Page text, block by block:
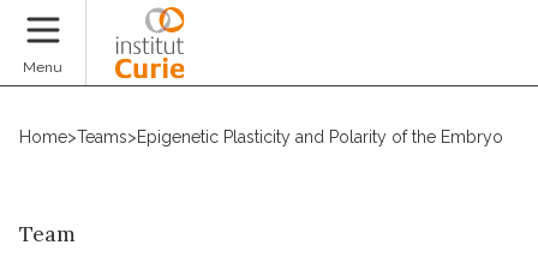
Menu
Home>Teams>Epigenetic Plasticity and Polarity of the Embryo
Team